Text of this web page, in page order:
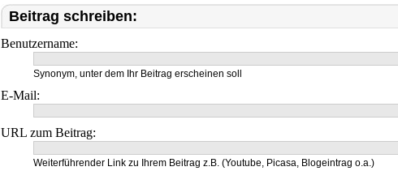
Beitrag schreiben:
Benutzername:
Synonym, unter dem Ihr Beitrag erscheinen soll
E-Mail:
URL zum Beitrag:
Weiterführender Link zu Ihrem Beitrag z.B. (Youtube, Picasa, Blogeintrag o.a.)